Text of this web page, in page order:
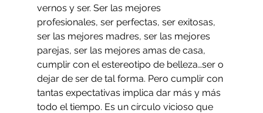
vernos y ser. Ser las mejores
profesionales, ser perfectas, ser exitosas,
ser las mejores madres, ser las mejores
parejas, ser las mejores amas de casa,
cumplir con el estereotipo de belleza…ser o
dejar de ser de tal forma. Pero cumplir con
tantas expectativas implica dar más y más
todo el tiempo. Es un círculo vicioso que